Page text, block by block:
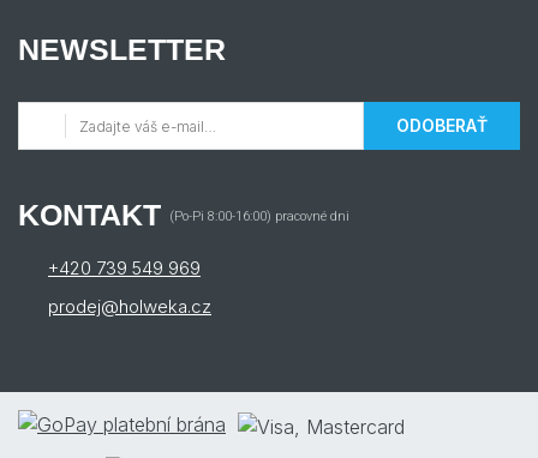
NEWSLETTER
ODOBERAŤ
KONTAKT (Po-Pi 8:00-16:00) pracovné dni
+420 739 549 969
prodej@holweka.cz